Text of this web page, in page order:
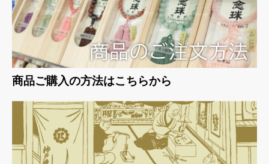
お買い物を続ける カートへ進む
商品ご購入の方法はこちらから